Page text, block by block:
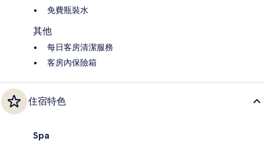
免費瓶裝水
其他
每日客房清潔服務
客房內保險箱
住宿特色
Spa